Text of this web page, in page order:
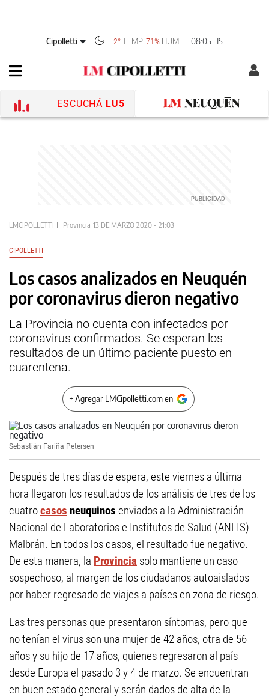
Cipolletti 2° TEMP 71% HUM 08:05 HS
ESCUCHÁ LU5
LMCIPOLLETTI Provincia 13 DE MARZO 2020 - 21:03
CIPOLLETTI
Los casos analizados en Neuquén
por coronavirus dieron negativo
La Provincia no cuenta con infectados por
coronavirus confirmados. Se esperan los
resultados de un último paciente puesto en
cuarentena.
+ Agregar LMCipolletti.com en
Sebastián Fariña Petersen
Después de tres días de espera, este viernes a última
hora llegaron los resultados de los análisis de tres de los
cuatrocasos neuquinos enviados a la Administración
Nacional de Laboratorios e Institutos de Salud (ANLIS)-
Malbrán. En todos los casos, el resultado fue negativo.
De esta manera, la Provincia solo mantiene un caso
sospechoso, al margen de los ciudadanos autoaislados
por haber regresado de viajes a países en zona de riesgo.
Las tres personas que presentaron síntomas, pero que
no tenían el virus son una mujer de 42 años, otra de 56
años y su hijo de 17 años, quienes regresaron al país
desde Europa el pasado 3 y 4 de marzo. Se encuentran
en buen estado general y serán dados de alta de la